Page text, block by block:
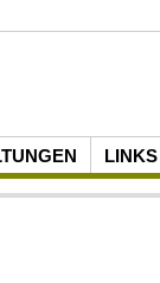
LINKS